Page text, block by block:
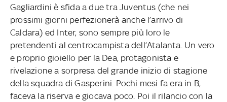
Gagliardini è sfida a due tra Juventus (che nei
prossimi giorni perfezionerà anche l’arrivo di
Caldara) ed Inter, sono sempre più loro le
pretendenti al centrocampista dell’Atalanta. Un vero
e proprio gioiello per la Dea, protagonista e
rivelazione a sorpresa del grande inizio di stagione
della squadra di Gasperini. Pochi mesi fa era in B,
faceva la riserva e giocava poco. Poi il rilancio con la